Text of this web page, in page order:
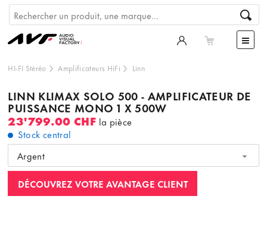
HI-FI Stéréo Amplificateurs HiFi Linn
LINN KLIMAX SOLO 500 - AMPLIFICATEUR DE
PUISSANCE MONO 1 X 500W
23'799.00 CHF la pièce
Stock central
Argent
DÉCOUVREZ VOTRE AVANTAGE CLIENT